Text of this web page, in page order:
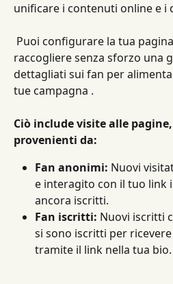
unificare i contenuti online e i
raccogliere senza sforzo una
dettagliati sui fan per
tue campagna .
Ciò include visite alle
provenienti da:
Fan anonimi: Nuovi
e interagito con il tuo link
ancora iscritti.
Fan iscritti: Nuovi iscritti
si sono iscritti per
tramite il link nella tua bio.